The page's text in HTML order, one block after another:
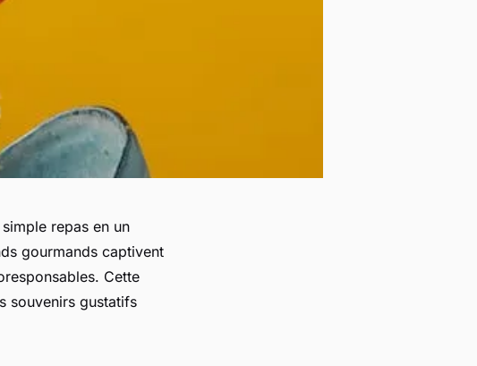
repas en un
gourmands captivent
Cette
souvenirs gustatifs